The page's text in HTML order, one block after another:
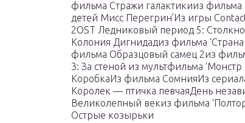
фильма Стражи галактикииз фильма
детей Мисс Перегрин’Из игры
2OST Ледниковый период 5:
Колония Дигнидадиз фильма ‘Страна
фильма Образцовый самец 2из
3: За стеной из мультфильма
КоробкаИз фильма СомнияИз
Королек — птичка певчаяДень
Великолепный векиз фильма
Острые козырьки